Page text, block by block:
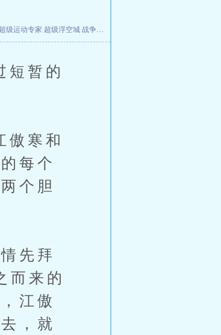
超级运动专家 超级浮空城 战争天堂
暂的
寒和
每个
个胆
先拜
而来的
江傲
，就